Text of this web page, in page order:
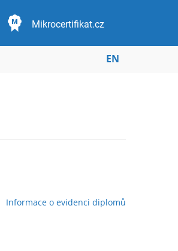
Mikrocertifikat.cz
EN
Informace o evidenci diplomů